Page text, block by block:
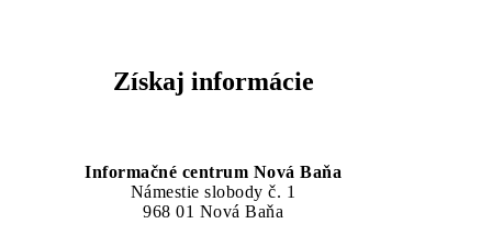
Získaj informácie
Informačné centrum Nová Baňa
Námestie slobody č. 1
968 01 Nová Baňa